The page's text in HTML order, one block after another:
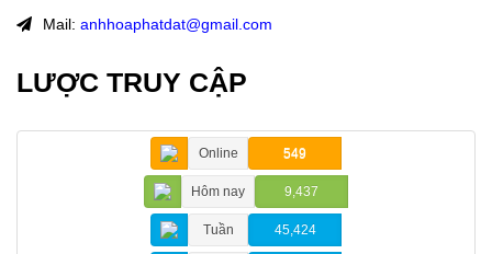
Mail: anhhoaphatdat@gmail.com
LƯỢC TRUY CẬP
Online 549
Hôm nay 9,437
Tuần 45,424